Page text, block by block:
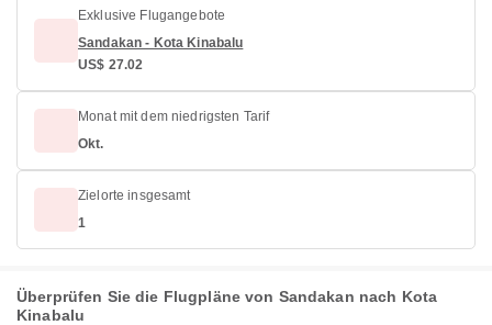
Exklusive Flugangebote
Sandakan - Kota Kinabalu
US$ 27.02
Monat mit dem niedrigsten Tarif
Okt.
Zielorte insgesamt
1
Überprüfen Sie die Flugpläne von Sandakan nach Kota
Kinabalu